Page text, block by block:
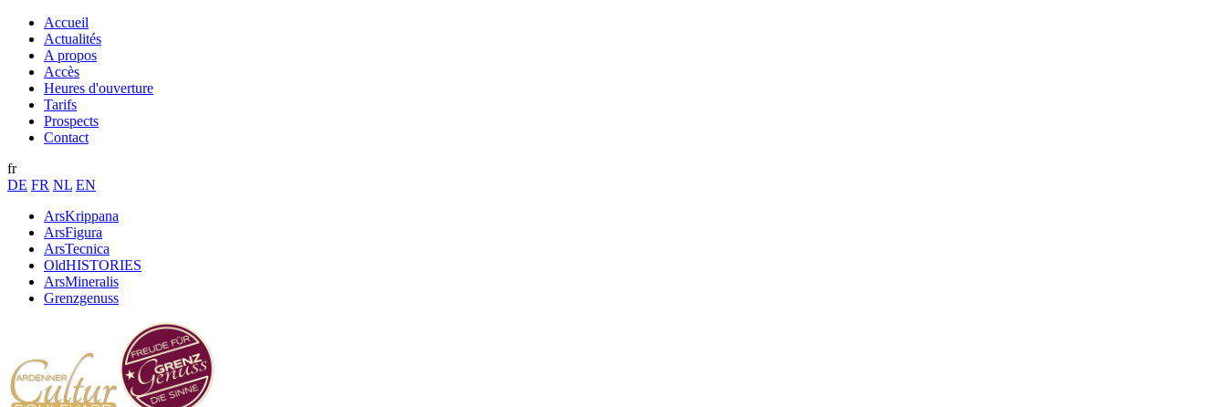
Accueil
Actualités
A propos
Accès
Heures d'ouverture
Tarifs
Prospects
Contact
fr
DE FR NL EN
ArsKrippana
ArsFigura
ArsTecnica
OldHISTORIES
ArsMineralis
Grenzgenuss